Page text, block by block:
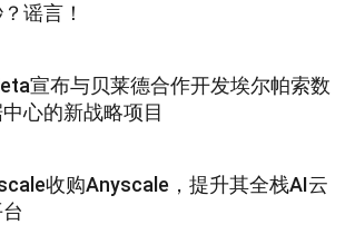
谣言！
宣布与贝莱德合作开发埃尔帕索数
心的新战略项目
收购Anyscale，提升其全栈AI云